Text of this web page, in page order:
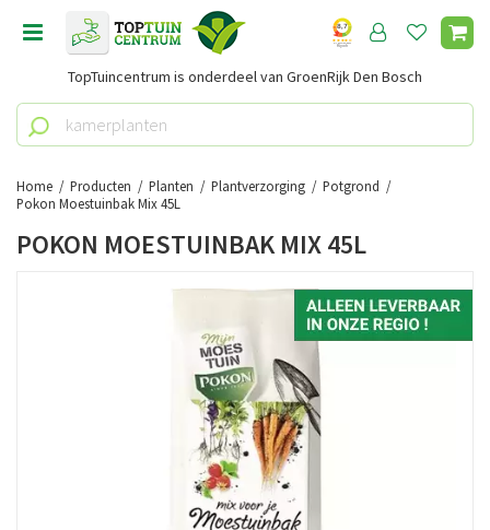
Home Producten Planten Plantverzorging
Potgrond
Pokon Moestuinbak Mix 45L
TopTuincentrum is onderdeel van GroenRijk Den Bosch
POKON MOESTUINBAK MIX 45L